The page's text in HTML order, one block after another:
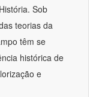
Sob
teorias da
têm se
histórica de
e